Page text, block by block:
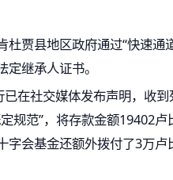
杜贾县地区政府通过“快速通
继承人证书。
在社交媒体发布声明，收
规范”，将存款金额19402
字会基金还额外拨付了3万卢